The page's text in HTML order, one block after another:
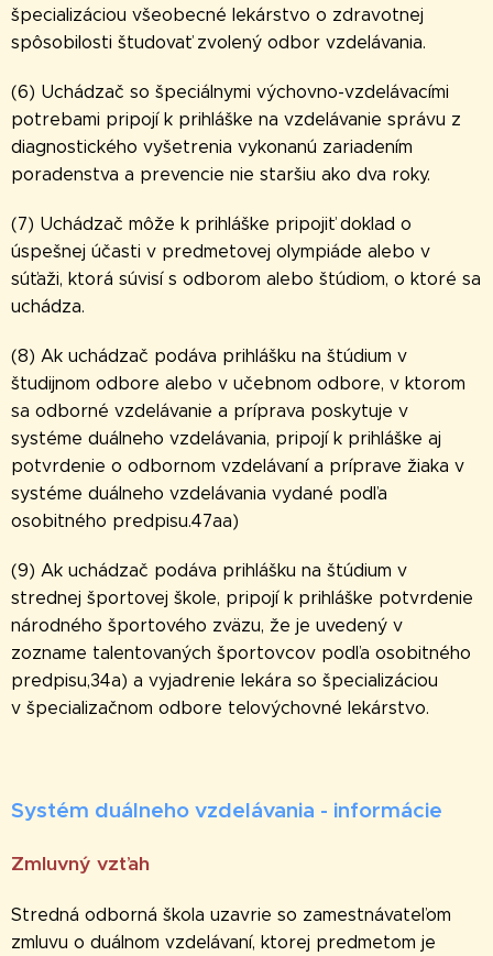
špecializáciou všeobecné lekárstvo o zdravotnej
spôsobilosti študovať zvolený odbor vzdelávania.
(6) Uchádzač so špeciálnymi výchovno-vzdelávacími
potrebami pripojí k prihláške na vzdelávanie správu z
diagnostického vyšetrenia vykonanú zariadením
poradenstva a prevencie nie staršiu ako dva roky.
(7) Uchádzač môže k prihláške pripojiť doklad o
úspešnej účasti v predmetovej olympiáde alebo v
súťaži, ktorá súvisí s odborom alebo štúdiom, o ktoré sa
uchádza.
(8) Ak uchádzač podáva prihlášku na štúdium v
študijnom odbore alebo v učebnom odbore, v ktorom
sa odborné vzdelávanie a príprava poskytuje v
systéme duálneho vzdelávania, pripojí k prihláške aj
potvrdenie o odbornom vzdelávaní a príprave žiaka v
systéme duálneho vzdelávania vydané podľa
osobitného predpisu.47aa)
(9) Ak uchádzač podáva prihlášku na štúdium v
strednej športovej škole, pripojí k prihláške potvrdenie
národného športového zväzu, že je uvedený v
zozname talentovaných športovcov podľa osobitného
predpisu,34a) a vyjadrenie lekára so špecializáciou
v špecializačnom odbore telovýchovné lekárstvo.
Systém duálneho vzdelávania - informácie
Zmluvný vzťah
Stredná odborná škola uzavrie so zamestnávateľom
zmluvu o duálnom vzdelávaní, ktorej predmetom je